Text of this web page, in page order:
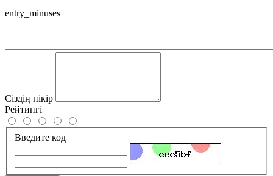
entry_minuses
Сіздің пікір
Рейтингі
Введите код